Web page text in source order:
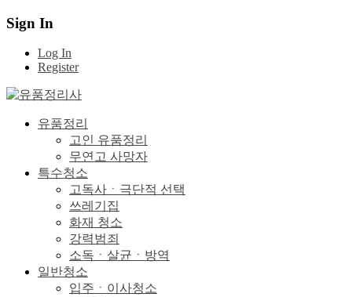
Sign In
Log In
Register
유품정리
고인 유품정리
무연고 사망자
특수청소
고독사ㆍ극단적 선택
쓰레기집
화재 청소
강력범죄
소독ㆍ살균ㆍ방역
일반청소
입주ㆍ이사청소